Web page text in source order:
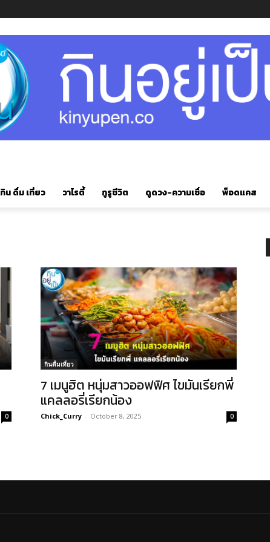
กิน ดื่ม เที่ยว วาไรตี้ กูรูชีวิต ดูดวง-ความเชื่อ พ็อดแคส
0
กินดื่มเที่ยว
7 เมนูฮิต หนุ่มสาวออฟฟิศ ไขมันเรียกพี่
แคลลอรี่เรียกน้อง
Chick_Curry - October 8, 2025 0